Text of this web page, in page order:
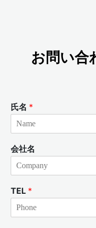
お問い合
氏名 *
会社名
TEL *